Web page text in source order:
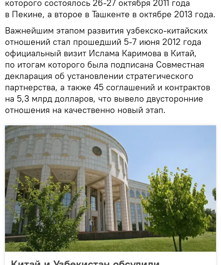
которого состоялось 26-27 октября 2011 года
в Пекине, а второе в Ташкенте в октябре 2013 года.
Важнейшим этапом развития узбекско-китайских
отношений стал прошедший 5-7 июня 2012 года
официальный визит Ислама Каримова в Китай,
по итогам которого была подписана Совместная
декларация об установлении стратегического
партнерства, а также 45 соглашений и контрактов
на 5,3 млрд долларов, что вывело двусторонние
отношения на качественно новый этап.